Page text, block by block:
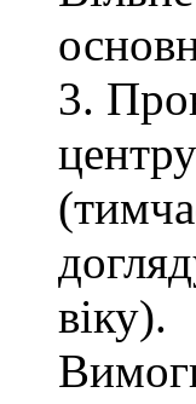
3.
віку).